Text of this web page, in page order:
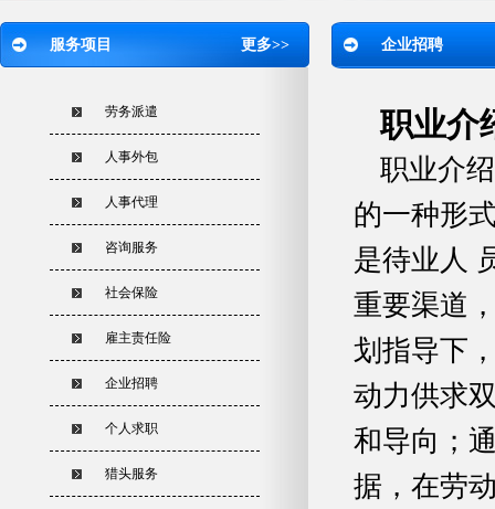
企业招聘
职业介
职业介
的一种形
是待业人
重要渠道
划指导下
动力供求
和导向；
据，在劳
服务项目 更多>>
劳务派遣
人事外包
人事代理
咨询服务
社会保险
雇主责任险
企业招聘
个人求职
猎头服务